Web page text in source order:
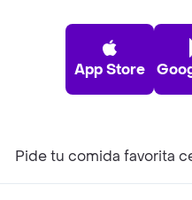
App Store
Pide tu comida favorita